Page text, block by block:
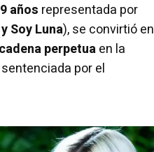
años representada por
Soy Luna), se convirtió en
perpetuaen la
por el